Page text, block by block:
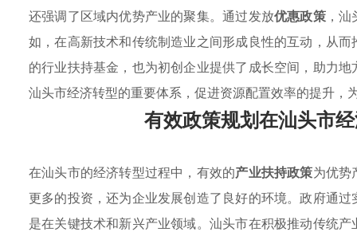
还强调了区域内优势产业的聚集。通过发放优惠政策，汕
如，在高新技术和传统制造业之间形成良性的互动，从
的行业扶持基金，也为初创企业提供了成长空间，助力
汕头市经济转型的重要体系，促进资源配置效率的提升，
有效政策规划在汕头市
在汕头市的经济转型过程中，有效的产业扶持政策为优势
更多的投资，还为企业发展创造了良好的环境。政府通
是在关键技术和新兴产业领域。汕头市在积极推动传统